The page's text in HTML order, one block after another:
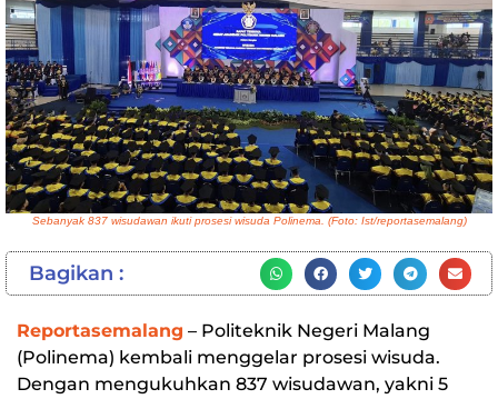
Sebanyak 837 wisudawan ikuti prosesi wisuda Polinema. (Foto: Ist/reportasemalang)
Bagikan :
Reportasemalang – Politeknik Negeri Malang
(Polinema) kembali menggelar prosesi wisuda.
Dengan mengukuhkan 837 wisudawan, yakni 5